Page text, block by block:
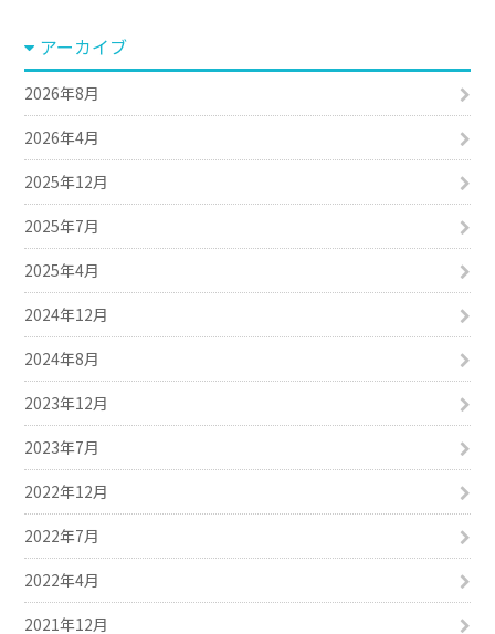
アーカイブ
2026年8月
2026年4月
2025年12月
2025年7月
2025年4月
2024年12月
2024年8月
2023年12月
2023年7月
2022年12月
2022年7月
2022年4月
2021年12月